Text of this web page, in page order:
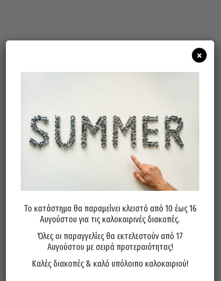
Σχετικά προϊόντα
Μαγνήτης Spiral Εύκαμπτος
FORCE 61702 400mm
Μαγνητιστής-Απομαγνητιστής
FORCE 88601
Το κατάστημα θα παραμείνει κλειστό από 10 έως 16
Αυγούστου για τις καλοκαιρινές διακοπές.
Όλες οι παραγγελίες θα εκτελεστούν από 17
Αυγούστου με σειρά προτεραιότητας!
Καλές διακοπές & καλό υπόλοιπο καλοκαιριού!
×